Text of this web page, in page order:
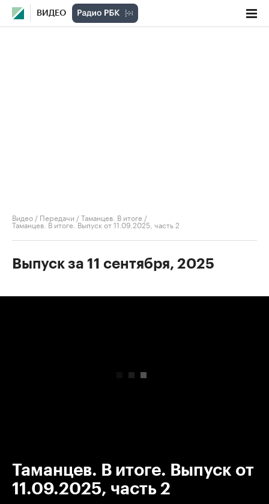
ВИДЕО
Видео / Передачи /Таманцев. В итоге /
Таманцев. В итоге. Выпуск от 11.09.2025, часть 2
Выпуск за 11 сентября, 2025
Таманцев. В итоге. Выпуск от
11.09.2025, часть 2